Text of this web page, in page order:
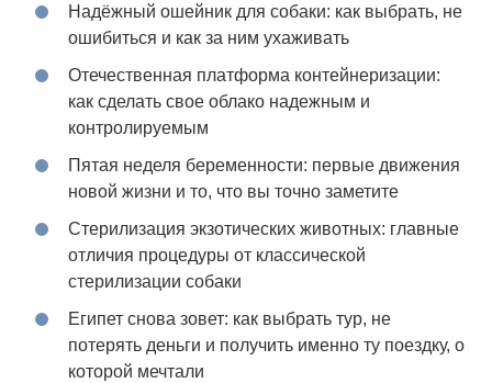
Надёжный ошейник для собаки: как выбрать, не
ошибиться и как за ним ухаживать
Отечественная платформа контейнеризации:
как сделать свое облако надежным и
контролируемым
Пятая неделя беременности: первые движения
новой жизни и то, что вы точно заметите
Стерилизация экзотических животных: главные
отличия процедуры от классической
стерилизации собаки
Египет снова зовет: как выбрать тур, не
потерять деньги и получить именно ту поездку, о
которой мечтали